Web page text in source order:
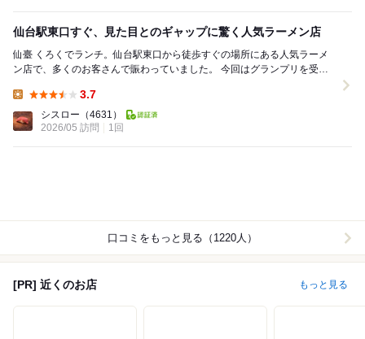
仙台駅東口すぐ、見た目とのギャップに驚く人気ラーメン店
仙臺 くろくでランチ。仙台駅東口から徒歩すぐの場所にある人気ラーメ
ン店で、多くのお客さんで賑わっていました。 今回はグランプリを受賞
3.7
シスロー （4631）
2026/05 訪問
1回
口コミをもっと見る（1220人）
[PR] 近くのお店 もっと見る